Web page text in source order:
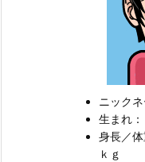
ニック
生まれ
身長／
ｋｇ